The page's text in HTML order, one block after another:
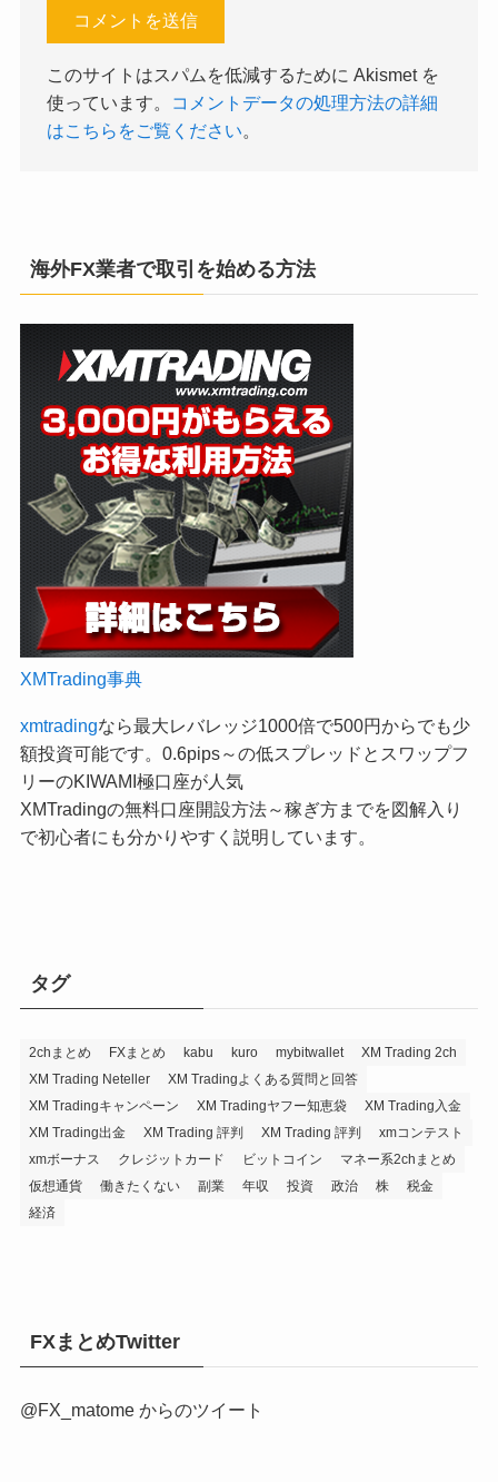
このサイトはスパムを低減するために Akismet を
使っています。
コメントデータの処理方法の詳細
はこちらをご覧ください。
海外FX業者で取引を始める方法
XMTrading事典
xmtradingなら最大レバレッジ1000倍で500円からでも少
額投資可能です。0.6pips～の低スプレッドとスワップフ
リーのKIWAMI極口座が人気
XMTradingの無料口座開設方法～稼ぎ方までを図解入り
で初心者にも分かりやすく説明しています。
タグ
2chまとめ FXまとめ kabu kuro mybitwallet
XM Trading 2ch
XM Trading Neteller
XM Tradingよくある質問と回答
XM Tradingキャンペーン
XM Tradingヤフー知恵袋
XM Trading入金
XM Trading出金
XM Trading 評判 XM Trading 評判
xmコンテスト
xmボーナス
クレジットカード ビットコイン
マネー系2chまとめ
仮想通貨
働きたくない 副業 年収 投資 政治 株
税金
経済
FXまとめTwitter
@FX_matome からのツイート